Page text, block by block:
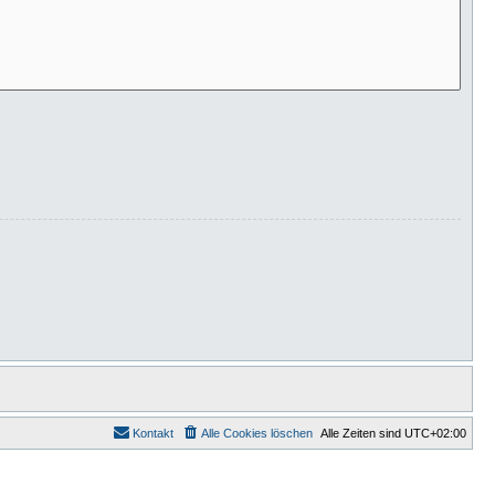
Alle Zeiten sind UTC+02:00
Alle Cookies löschen
Kontakt